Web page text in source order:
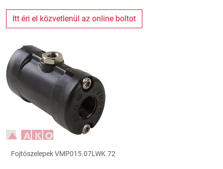
Itt éri el közvetlenül az online boltot
Fojtószelepek VMP015.07LWK.72